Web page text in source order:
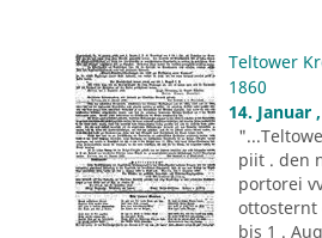
Teltower
1860
14. Januar
piit . den
portorei
ottosternt
bis 1 .